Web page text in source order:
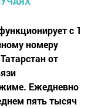
с 1
номеру
от
Ежедневно
пять тысяч